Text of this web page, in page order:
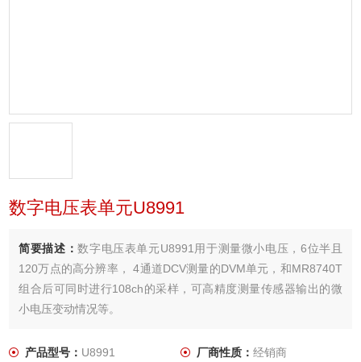
数字电压表单元U8991
简要描述：数字电压表单元U8991用于测量微小电压，6位半且
120万点的高分辨率， 4通道DCV测量的DVM单元，和MR8740T
组合后可同时进行108ch的采样，可高精度测量传感器输出的微
小电压变动情况等。
产品型号： U8991 厂商性质： 经销商